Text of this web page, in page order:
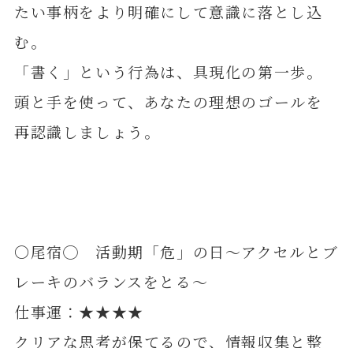
たい事柄をより明確にして意識に落とし込
む。
「書く」という行為は、具現化の第一歩。
頭と手を使って、あなたの理想のゴールを
再認識しましょう。
〇尾宿◯ 活動期「危」の日～アクセルとブ
レーキのバランスをとる～
仕事運：★★★★
クリアな思考が保てるので、情報収集と整